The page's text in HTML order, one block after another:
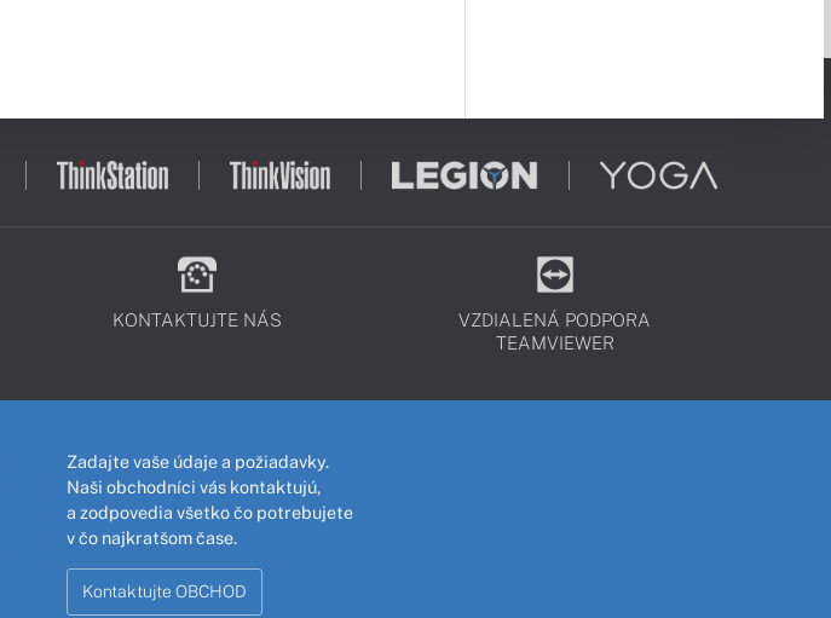
KONTAKTUJTE NÁS
VZDIALENÁ PODPORA
TEAMVIEWER
Zadajte vaše údaje a požiadavky.
Naši obchodníci vás kontaktujú,
a zodpovedia všetko čo potrebujete
v čo najkratšom čase.
Kontaktujte OBCHOD